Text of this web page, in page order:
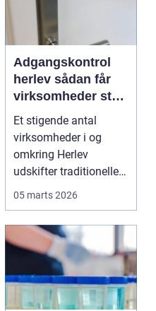
Adgangskontrol
herlev sådan får
virksomheder styr
på nøgler,
sikkerhed og
overblik
Et stigende antal
virksomheder i og
omkring Herlev
udskifter traditionelle
nøgler med intelligente
05 marts 2026